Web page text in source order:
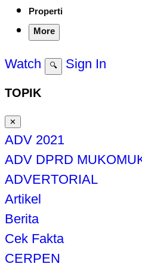
Properti
More
Watch 🔍 Sign In
TOPIK
✕
ADV 2021
ADV DPRD
ADVERTORIAL
Artikel
Berita
Cek Fakta
CERPEN